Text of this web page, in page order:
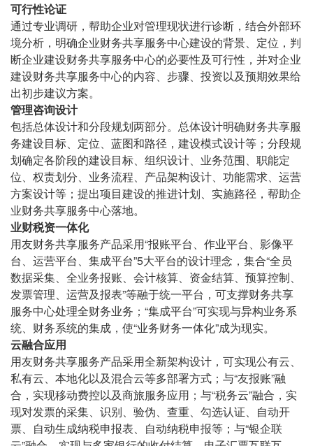
可行性论证
通过专业调研，帮助企业对管理现状进行诊断，结合外部环
境分析，明确企业财务共享服务中心建设的背景、定位，判
断企业建设财务共享服务中心的必要性及可行性，并对企业
建设财务共享服务中心的内容、步骤、投资以及预期效果给
出初步建议方案。
管理咨询设计
包括总体设计和分段规划两部分。总体设计明确财务共享服
务建设目标、定位、蓝图和路径，建设模式设计等；分段规
划确定各阶段的建设目标、组织设计、业务范围、职能定
位、权责划分、业务流程、产品架构设计、功能需求、运营
方案设计等；提出项目建设的推进计划、实施路径，帮助企
业财务共享服务中心落地。
业财税资一体化
用友财务共享服务产品采用“报账平台、作业平台、影像平
台、运营平台、集成平台”5大平台的设计理念，集合“全员
数据采集、全业务报账、会计核算、资金结算、预算控制、
发票管理、运营及报表”等融于统一平台，可支撑财务共享
服务中心处理全财务业务；“集成平台”可实现与异构业务系
统、财务系统的集成，使“业务财务一体化”成为现实。
云融合应用
用友财务共享服务产品采用全新架构设计，可实现公有云、
私有云、本地化以及混合云等多部署方式；与“友报账”融
合，实现移动费控以及商旅服务应用；与“税务云”融合，实
现对发票的采集、识别、验伪、查重、勾选认证、自动开
票、自动生成纳税申报表、自动纳税申报等；与“银企联